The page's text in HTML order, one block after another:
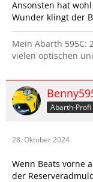
Ansonsten hat
Wunder klingt der
Mein Abarth 595C:
vielen optischen
Abarth-Profi
28. Oktober 2024
Wenn Beats vorne
der